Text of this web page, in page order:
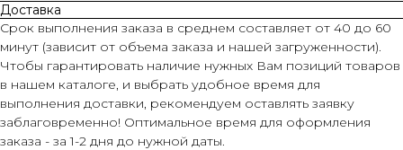
Доставка
Срок выполнения заказа в среднем составляет от 40 до 60
минут (зависит от объема заказа и нашей загруженности).
Чтобы гарантировать наличие нужных Вам позиций товаров
в нашем каталоге, и выбрать удобное время для
выполнения доставки, рекомендуем оставлять заявку
заблаговременно! Оптимальное время для оформления
заказа - за 1-2 дня до нужной даты.